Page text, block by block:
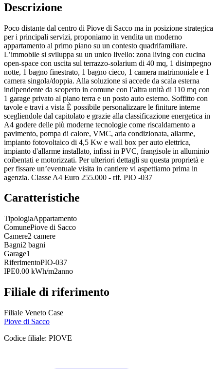
Descrizione
Poco distante dal centro di Piove di Sacco ma in posizione strategica
per i principali servizi, proponiamo in vendita un moderno
appartamento al primo piano su un contesto quadrifamiliare.
L’immobile si sviluppa su un unico livello: zona living con cucina
open-space con uscita sul terrazzo-solarium di 40 mq, 1 disimpegno
notte, 1 bagno finestrato, 1 bagno cieco, 1 camera matrimoniale e 1
camera singola/doppia. Alla soluzione si accede da scala esterna
indipendente da scoperto in comune con l’altra unità di 110 mq con
1 garage privato al piano terra e un posto auto esterno. Soffitto con
tavole e travi a vista È possibile personalizzare le finiture interne
scegliendole dal capitolato e grazie alla classificazione energetica in
A4 godere delle più moderne tecnologie come riscaldamento a
pavimento, pompa di calore, VMC, aria condizionata, allarme,
impianto fotovoltaico di 4,5 Kw e wall box per auto elettrica,
impianto d'allarme installato, infissi in PVC, frangisole in alluminio
coibentati e motorizzati. Per ulteriori dettagli su questa proprietà e
per fissare un’eventuale visita in cantiere vi aspettiamo prima in
agenzia. Classe A4 Euro 255.000 - rif. PIO -037
Caratteristiche
TipologiaAppartamento
ComunePiove di Sacco
Camere2 camere
Bagni2 bagni
Garage1
RiferimentoPIO-037
IPE0.00 kWh/m2anno
Filiale di riferimento
Filiale Veneto Case
Piove di Sacco
Codice filiale: PIOVE